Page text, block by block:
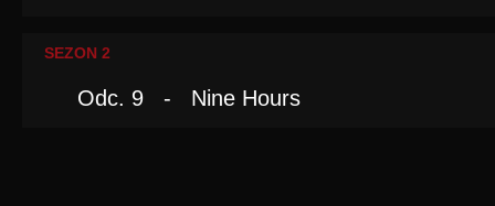
SEZON 2
Odc. 9 - Nine Hours